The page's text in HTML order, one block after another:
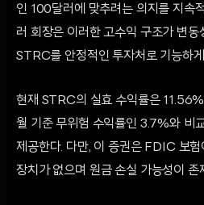
인 100달러에 맞추려는 의지를 지속
러 회장은 이러한 고수익 구조가 변동
STRC를 안정적인 투자처로 기능하
현재 STRC의 실효 수익률은
월 기준 무위험 수익률인 3.7%와 비
제공한다. 다만, 이 증권은 FDIC 보
장치가 없으며 원금 손실 가능성이 존